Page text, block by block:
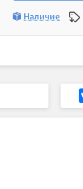
Наличие